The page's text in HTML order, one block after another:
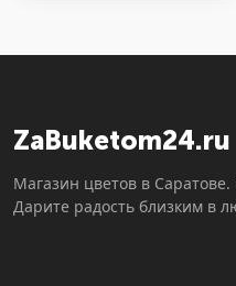
ZaBuketom24.ru
Магазин цветов в Саратове.
Дарите радость близким в